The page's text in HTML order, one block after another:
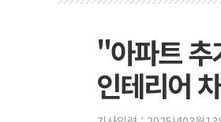
"아파트 추
인테리어